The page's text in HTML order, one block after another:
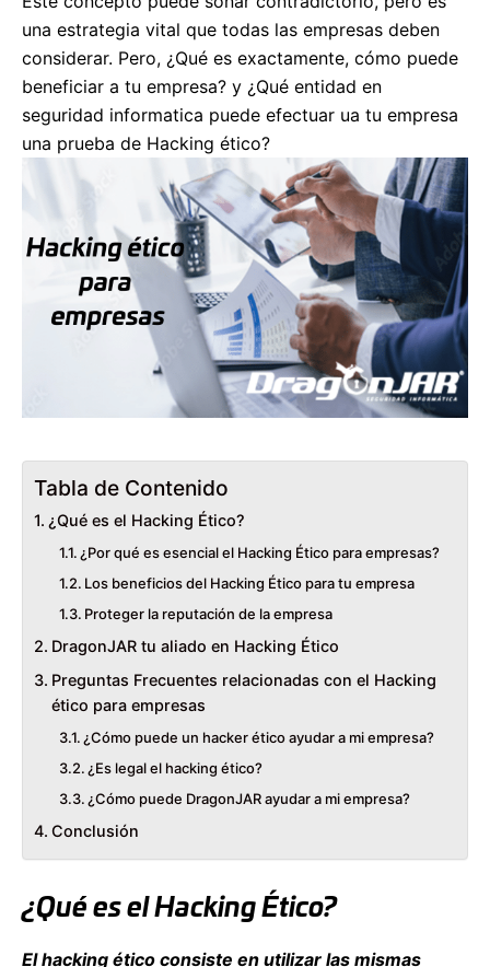
una estrategia vital que todas las empresas deben
considerar. Pero, ¿Qué es exactamente, cómo puede
beneficiar a tu empresa? y ¿Qué entidad en
seguridad informatica puede efectuar ua tu empresa
una prueba de Hacking ético?
Tabla de Contenido
¿Qué es el Hacking Ético?
¿Por qué es esencial el Hacking Ético para empresas?
Los beneficios del Hacking Ético para tu empresa
Proteger la reputación de la empresa
DragonJAR tu aliado en Hacking Ético
Preguntas Frecuentes relacionadas con el Hacking
ético para empresas
¿Cómo puede un hacker ético ayudar a mi empresa?
¿Es legal el hacking ético?
¿Cómo puede DragonJAR ayudar a mi empresa?
Conclusión
¿Qué es el Hacking Ético?
El hacking ético consiste en utilizar las mismas